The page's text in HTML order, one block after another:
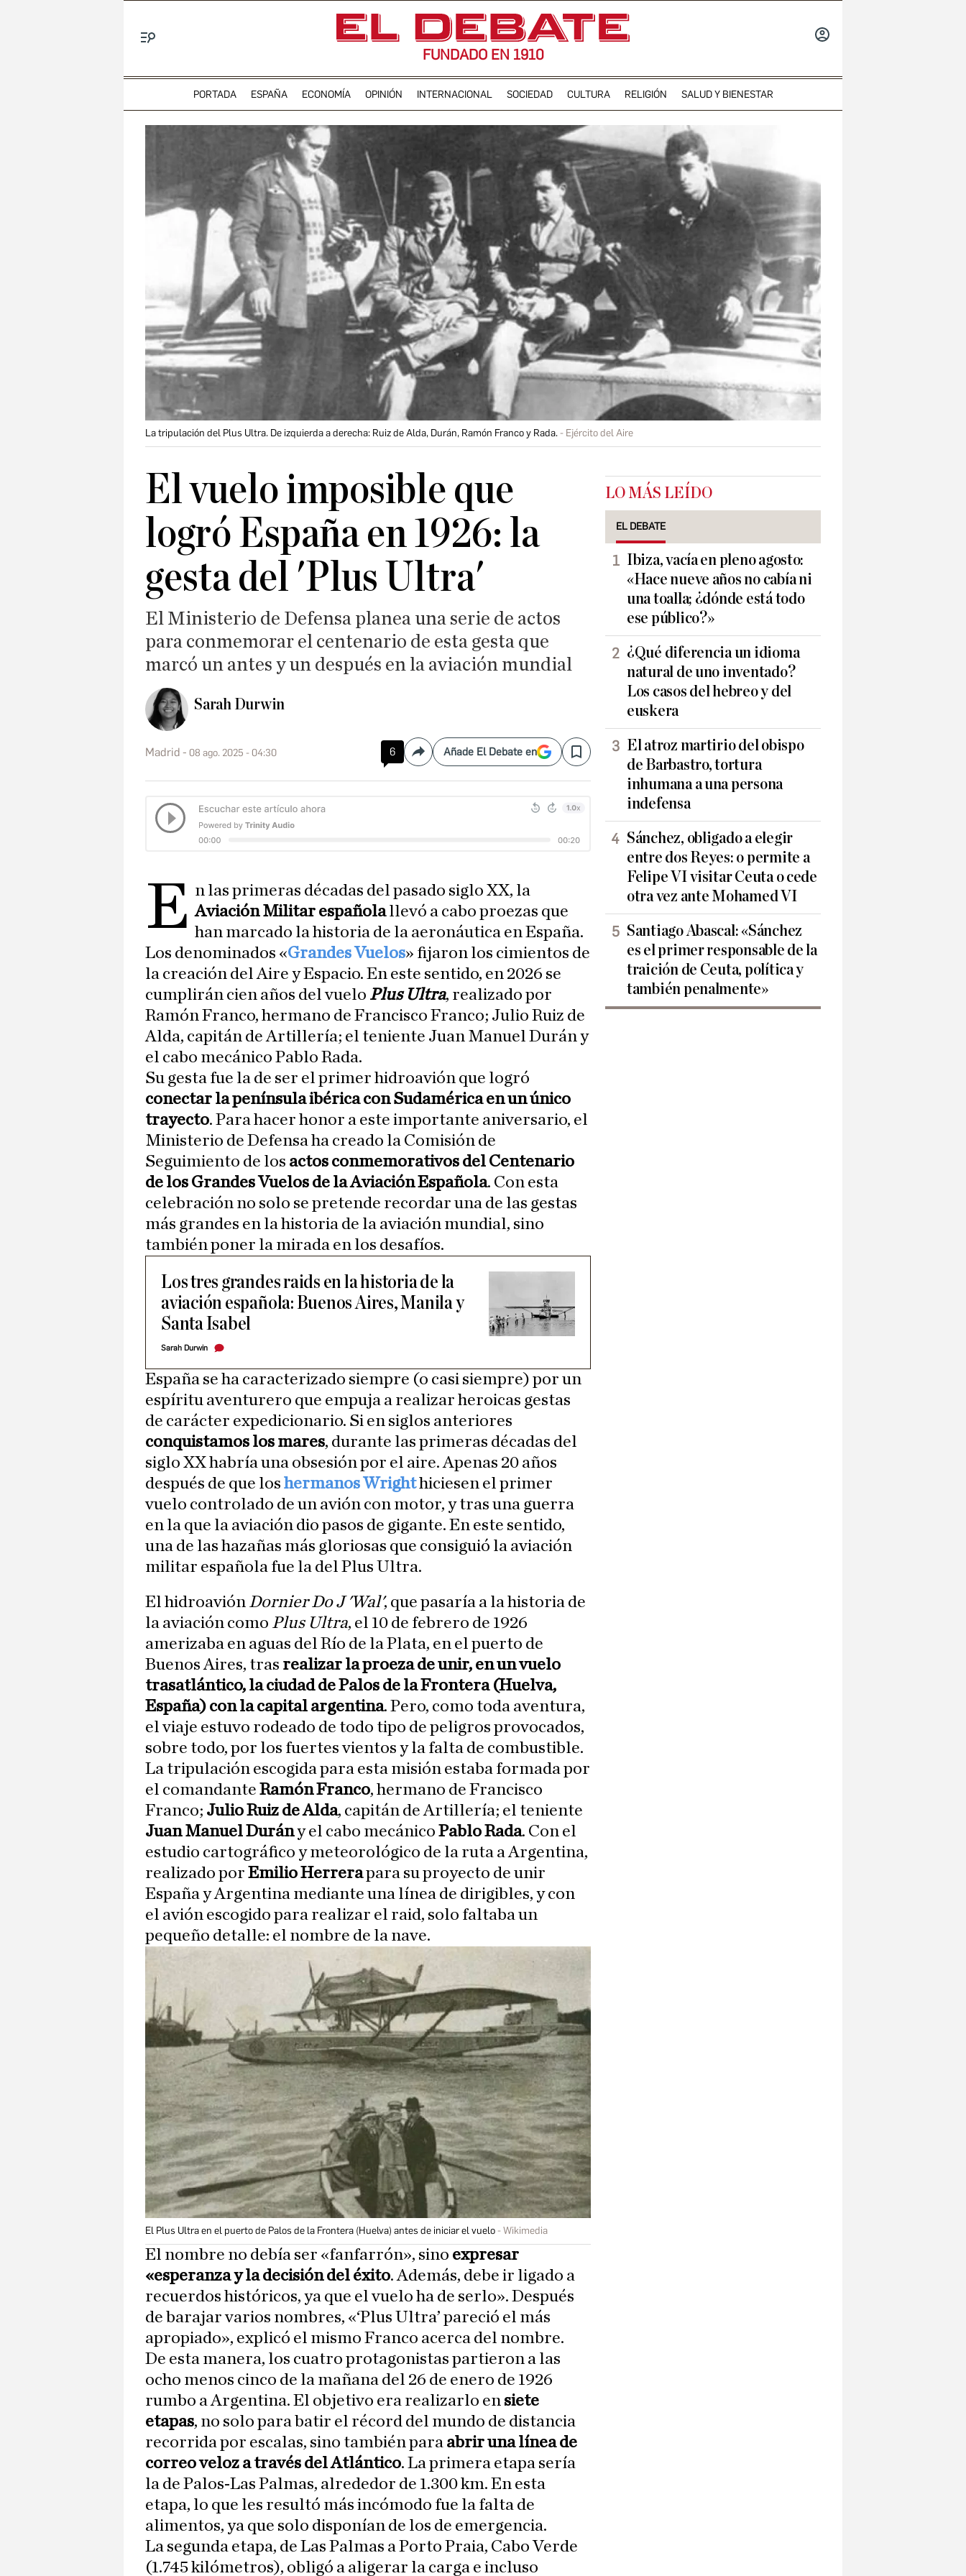
FUNDADO EN 1910
PORTADA ESPAÑA ECONOMÍA OPINIÓN INTERNACIONAL SOCIEDAD CULTURA RELIGIÓN SALUD Y BIENESTAR
La tripulación del Plus Ultra. De izquierda a derecha: Ruiz de Alda, Durán, Ramón Franco y Rada. Ejército del Aire
El vuelo imposible que
logró España en 1926: la
gesta del 'Plus Ultra'
El Ministerio de Defensa planea una serie de actos
para conmemorar el centenario de esta gesta que
marcó un antes y un después en la aviación mundial
Sarah Durwin
Madrid 08 ago. 2025 - 04:30 6 CompartirAñade El Debate en Save
E n las primeras décadas del pasado siglo XX, la
Aviación Militar españolallevó a cabo proezas que
han marcado la historia de la aeronáutica en España.
Los denominados «Grandes Vuelos» fijaron los cimientos de
la creación del Aire y Espacio. En este sentido, en 2026 se
cumplirán cien años del vuelo Plus Ultra, realizado por
Ramón Franco, hermano de Francisco Franco; Julio Ruiz de
Alda, capitán de Artillería; el teniente Juan Manuel Durán y
el cabo mecánico Pablo Rada.
Su gesta fue la de ser el primer hidroavión que logró
conectar la península ibérica con Sudamérica en un único
trayecto. Para hacer honor a este importante aniversario, el
Ministerio de Defensa ha creado la Comisión de
Seguimiento de los actos conmemorativos del Centenario
de los Grandes Vuelos de la Aviación Española. Con esta
celebración no solo se pretende recordar una de las gestas
más grandes en la historia de la aviación mundial, sino
también poner la mirada en los desafíos.
Los tres grandes raids en la historia de la
aviación española: Buenos Aires, Manila y
Santa Isabel
Sarah Durwin
España se ha caracterizado siempre (o casi siempre) por un
espíritu aventurero que empuja a realizar heroicas gestas
de carácter expedicionario. Si en siglos anteriores
conquistamos los mares, durante las primeras décadas del
siglo XX habría una obsesión por el aire. Apenas 20 años
después de que los hermanos Wrighthiciesen el primer
vuelo controlado de un avión con motor, y tras una guerra
en la que la aviación dio pasos de gigante. En este sentido,
una de las hazañas más gloriosas que consiguió la aviación
militar española fue la del Plus Ultra.
El hidroavión Dornier Do J 'Wal', que pasaría a la historia de
la aviación como Plus Ultra, el 10 de febrero de 1926
amerizaba en aguas del Río de la Plata, en el puerto de
Buenos Aires, tras realizar la proeza de unir, en un vuelo
trasatlántico, la ciudad de Palos de la Frontera (Huelva,
España) con la capital argentina. Pero, como toda aventura,
el viaje estuvo rodeado de todo tipo de peligros provocados,
sobre todo, por los fuertes vientos y la falta de combustible.
La tripulación escogida para esta misión estaba formada por
el comandante Ramón Franco, hermano de Francisco
Franco; Julio Ruiz de Alda, capitán de Artillería; el teniente
Juan Manuel Durány el cabo mecánico Pablo Rada. Con el
estudio cartográfico y meteorológico de la ruta a Argentina,
realizado por Emilio Herrerapara su proyecto de unir
España y Argentina mediante una línea de dirigibles, y con
el avión escogido para realizar el raid, solo faltaba un
pequeño detalle: el nombre de la nave.
El Plus Ultra en el puerto de Palos de la Frontera (Huelva) antes de iniciar el vuelo Wikimedia
El nombre no debía ser «fanfarrón», sino expresar
«esperanza y la decisión del éxito. Además, debe ir ligado a
recuerdos históricos, ya que el vuelo ha de serlo». Después
de barajar varios nombres, «‘Plus Ultra’ pareció el más
apropiado», explicó el mismo Franco acerca del nombre.
De esta manera, los cuatro protagonistas partieron a las
ocho menos cinco de la mañana del 26 de enero de 1926
rumbo a Argentina. El objetivo era realizarlo en siete
etapas, no solo para batir el récord del mundo de distancia
recorrida por escalas, sino también para abrir una línea de
correo veloz a través del Atlántico. La primera etapa sería
la de Palos-Las Palmas, alrededor de 1.300 km. En esta
etapa, lo que les resultó más incómodo fue la falta de
alimentos, ya que solo disponían de los de emergencia.
La segunda etapa, de Las Palmas a Porto Praia, Cabo Verde
(1.745 kilómetros), obligó a aligerar la carga e incluso
LO MÁS LEÍDO
EL DEBATE
Ibiza, vacía en pleno agosto:
«Hace nueve años no cabía ni
una toalla; ¿dónde está todo
ese público?»
¿Qué diferencia un idioma
natural de uno inventado?
Los casos del hebreo y del
euskera
El atroz martirio del obispo
de Barbastro, tortura
inhumana a una persona
indefensa
Sánchez, obligado a elegir
entre dos Reyes: o permite a
Felipe VI visitar Ceuta o cede
otra vez ante Mohamed VI
Santiago Abascal: «Sánchez
es el primer responsable de la
traición de Ceuta, política y
también penalmente»